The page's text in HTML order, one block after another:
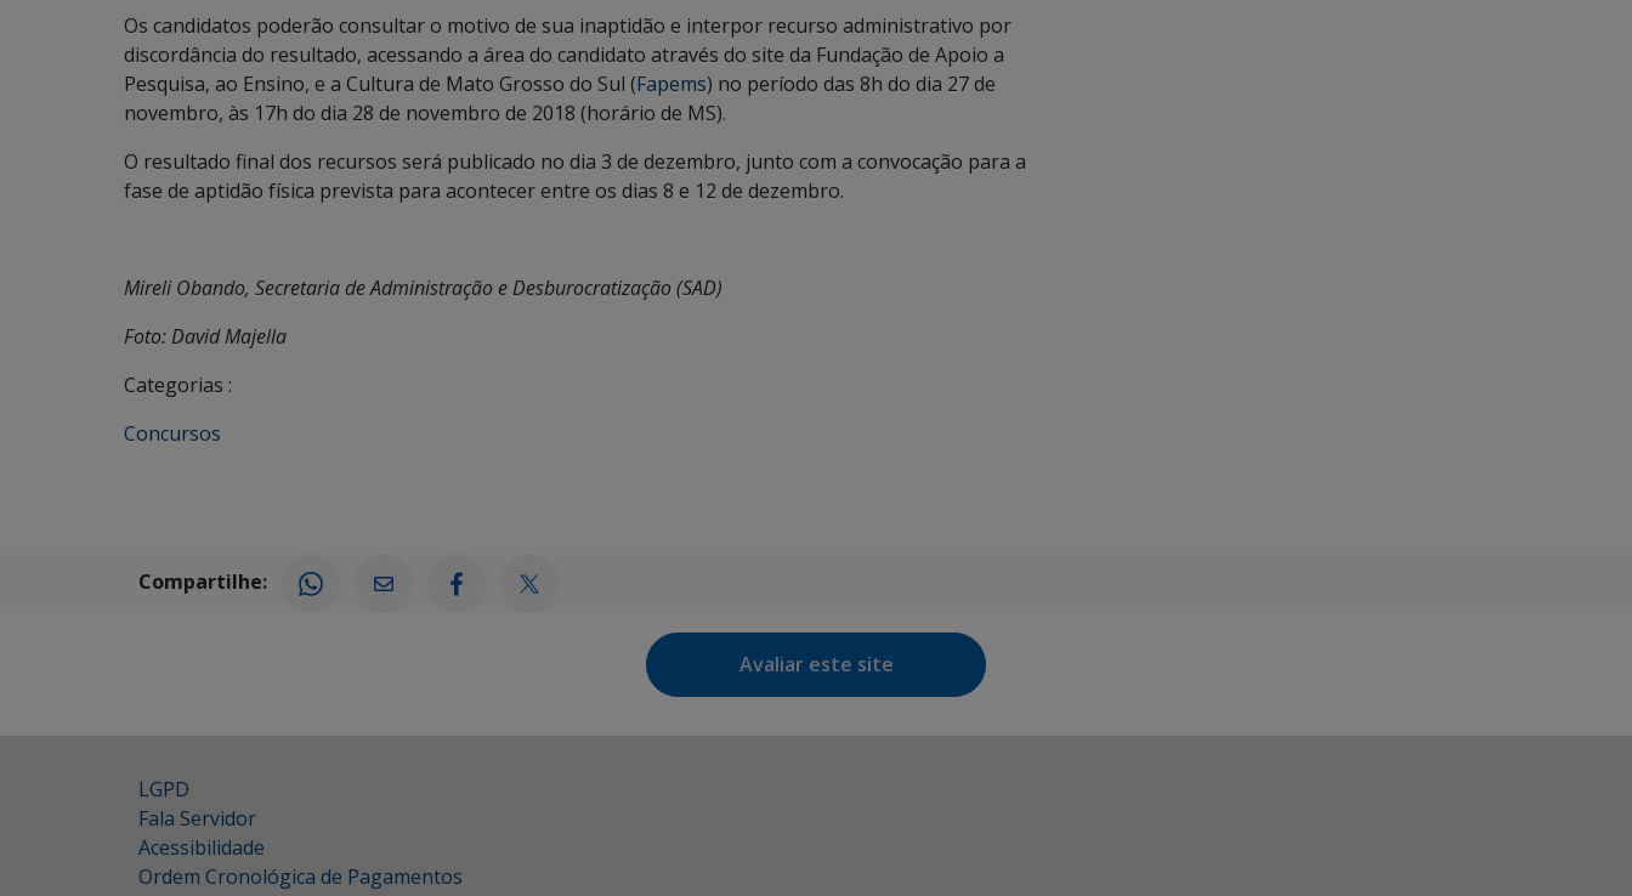
Os candidatos poderão consultar o motivo de sua inaptidão e interpor recurso administrativo por
discordância do resultado, acessando a área do candidato através do site da Fundação de Apoio a
Pesquisa, ao Ensino, e a Cultura de Mato Grosso do Sul (Fapems) no período das 8h do dia 27 de
novembro, às 17h do dia 28 de novembro de 2018 (horário de MS).
O resultado final dos recursos será publicado no dia 3 de dezembro, junto com a convocação para a
fase de aptidão física prevista para acontecer entre os dias 8 e 12 de dezembro.
Mireli Obando, Secretaria de Administração e Desburocratização (SAD)
Foto: David Majella
Categorias :
Concursos
Compartilhe:
Avaliar este site
LGPD
Fala Servidor
Acessibilidade
Ordem Cronológica de Pagamentos